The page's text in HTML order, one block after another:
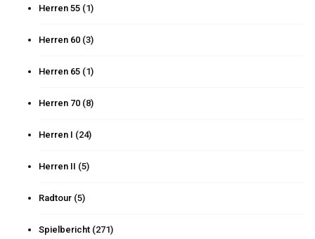
Herren 55 (1)
Herren 60 (3)
Herren 65 (1)
Herren 70 (8)
Herren I (24)
Herren II (5)
Radtour (5)
Spielbericht (271)